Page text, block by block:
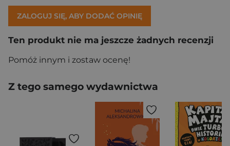
ZALOGUJ SIĘ, ABY DODAĆ OPINIĘ
Ten produkt nie ma jeszcze żadnych recenzji
Pomóż innym i zostaw ocenę!
Z tego samego wydawnictwa